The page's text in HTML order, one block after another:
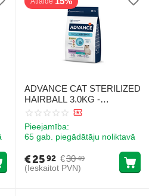
ADVANCE CAT STERILIZED
HAIRBALL 3.0KG -
PIEAUGUŠIEM KAĶIEM
Pieejamība:
65 gab. piegādātāju noliktavā
€30 49
€2592
(Ieskaitot PVN)